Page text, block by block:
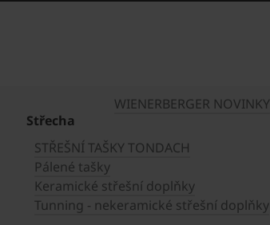
WIENERBERGER NOVINKY
Střecha
STŘEŠNÍ TAŠKY TONDACH
Pálené tašky
Keramické střešní doplňky
Tunning - nekeramické střešní doplňky